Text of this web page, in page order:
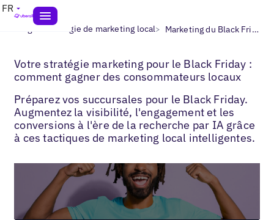
FR
Blogs> Stratégie de marketing local> Marketing du Black Friday pour les entreprises locales
Votre stratégie marketing pour le Black Friday :
comment gagner des consommateurs locaux
Préparez vos succursales pour le Black Friday.
Augmentez la visibilité, l'engagement et les
conversions à l'ère de la recherche par IA grâce
à ces tactiques de marketing local intelligentes.